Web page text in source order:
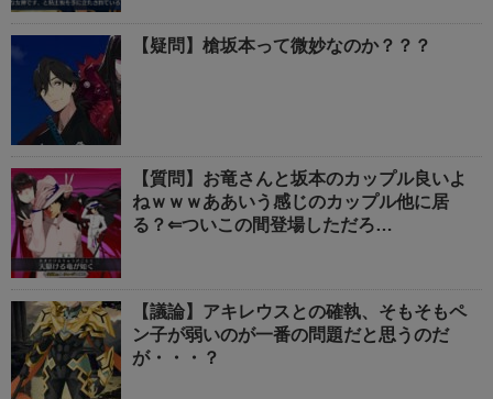
【疑問】槍坂本って微妙なのか？？？
【質問】お竜さんと坂本のカップル良いよ
ねｗｗｗああいう感じのカップル他に居
る？⇐ついこの間登場しただろ…
【議論】アキレウスとの確執、そもそもペ
ン子が弱いのが一番の問題だと思うのだ
が・・・？